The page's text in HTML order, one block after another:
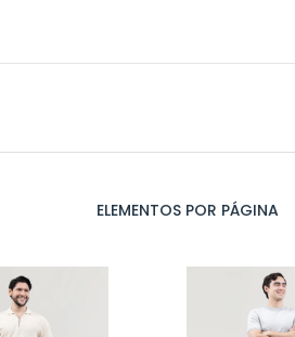
ELEMENTOS POR PÁGINA